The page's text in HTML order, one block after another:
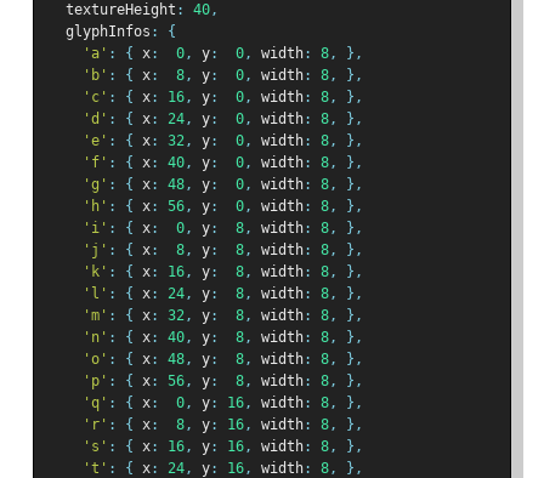
  textureHeight
: 40,
  glyphInfos
:
{
'a' : { x: 0, y: 0, width: 8,
},
'b' : { x: 8, y: 0, width: 8,
},
'c' : { x: 16, y: 0, width: 8,
},
'd' : { x: 24, y: 0, width: 8,
},
'e' : { x: 32, y: 0, width: 8,
},
'f' : { x: 40, y: 0, width: 8,
},
'g' : { x: 48, y: 0, width: 8,
},
'h' : { x: 56, y: 0, width: 8,
},
'i' : { x: 0, y: 8, width: 8,
},
'j' : { x: 8, y: 8, width: 8,
},
'k' : { x: 16, y: 8, width: 8,
},
'l' : { x: 24, y: 8, width: 8,
},
'm' : { x: 32, y: 8, width: 8,
},
'n' : { x: 40, y: 8, width: 8,
},
'o' : { x: 48, y: 8, width: 8,
},
'p' : { x: 56, y: 8, width: 8,
},
'q' : { x: 0, y: 16, width: 8,
},
'r' : { x: 8, y: 16, width: 8,
},
's' : { x: 16, y: 16, width: 8,
},
't' : { x: 24, y: 16, width: 8,
},